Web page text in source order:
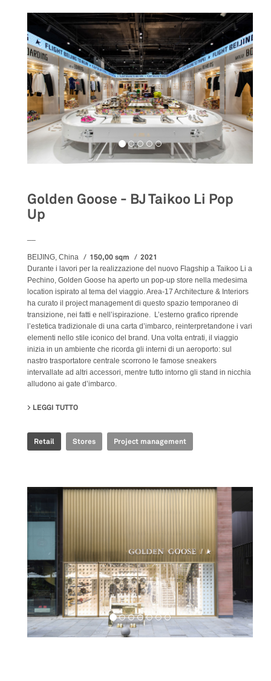
Golden Goose - BJ Taikoo Li Pop
Up
BEIJING, China 150,00 sqm 2021
Durante i lavori per la realizzazione del nuovo Flagship a Taikoo Li a
Pechino, Golden Goose ha aperto un pop-up store nella medesima
location ispirato al tema del viaggio. Area-17 Architecture & Interiors
ha curato il project management di questo spazio temporaneo di
transizione, nei fatti e nell’ispirazione. L’esterno grafico riprende
l’estetica tradizionale di una carta d’imbarco, reinterpretandone i vari
elementi nello stile iconico del brand. Una volta entrati, il viaggio
inizia in un ambiente che ricorda gli interni di un aeroporto: sul
nastro trasportatore centrale scorrono le famose sneakers
intervallate ad altri accessori, mentre tutto intorno gli stand in nicchia
alludono ai gate d’imbarco.
LEGGI TUTTO
Retail Stores Project management